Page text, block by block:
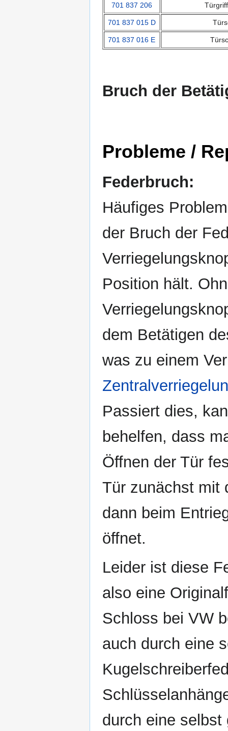
701 837 206
701 837 015 D
701 837 016 E
Bruch der
Probleme /
Federbruch:
Häufiges
der Bruch der
Position hält.
dem Betätigen
was zu einem
Passiert dies,
behelfen, dass
Öffnen der Tür
Tür zunächst mit
dann beim
öffnet.
Leider ist diese
also eine
Schloss bei VW
auch durch eine
durch eine